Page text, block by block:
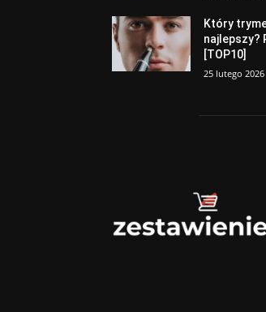
Który
najlepszy?
[TOP10]
25 lutego 2026